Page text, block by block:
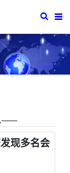
――
现多名会